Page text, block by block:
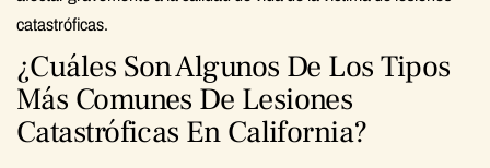
catastróficas.
¿Cuáles Son Algunos De Los Tipos
Más Comunes De Lesiones
Catastróficas En California?